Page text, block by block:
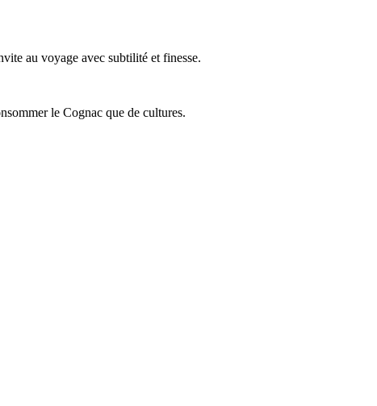
au voyage avec subtilité et finesse.
le Cognac que de cultures.